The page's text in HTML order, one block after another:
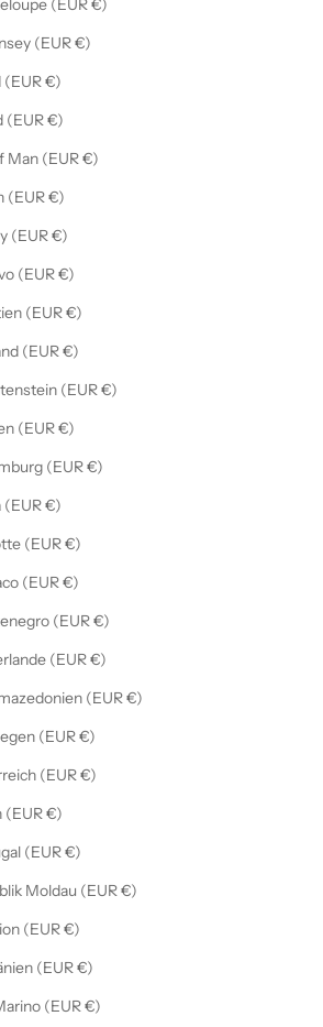
(EUR €)
(EUR €)
(EUR €)
(EUR €)
Man (EUR €)
(EUR €)
(EUR €)
(EUR €)
(EUR €)
(EUR €)
(EUR €)
(EUR €)
(EUR €)
(EUR €)
(EUR €)
(EUR €)
(EUR €)
(EUR €)
(EUR €)
(EUR €)
(EUR €)
(EUR €)
(EUR €)
Moldau (EUR €)
(EUR €)
(EUR €)
(EUR €)